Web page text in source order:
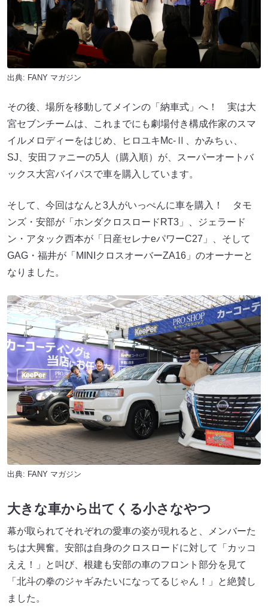
出典: FANY マガジン
その後、場所を移動してメインの「納車式」へ！ 実は大
宮セブンチームは、これまでにも劇場付き構成作家のスマ
イルメロディーをはじめ、ヒロユキMc-Ⅱ、かみちぃ、
SJ、安田ファニーの5人（購入順）が、スーパーオートバ
ックス大宮バイパスで車を購入しています。
そして、今回はなんと3人がいっぺんに車を購入！ タモ
ンズ・安部が「ホンダクロスロードRT3」、ジェラード
ン・アタック西本が「日産セレナeパワーC27」、そして
GAG・福井が「MINIクロスオーバーZA16」のオーナーと
なりました。
出典: FANY マガジン
大きな車から出てくる小さなやつ
幕が取られてそれぞれの愛車の姿が現れると、メンバーた
ちは大興奮。安部は自身のクロスロードに対して「カッコ
ええ！」と叫び、根建も安部の車のフロント部分を見て
「北斗の拳のジャギみたいになってるじゃん！」と絶賛し
ました。